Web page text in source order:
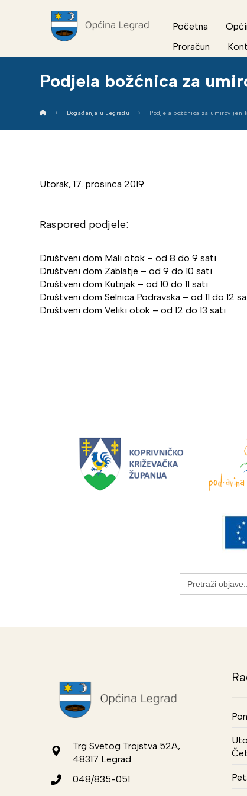
Početna
Proračun
Podjela božćnica za
Događanja u Legradu Podjela božćnica za
Utorak, 17. prosinca 2019.
Raspored podjele:
Društveni dom Mali otok – od 8 do 9 sati
Društveni dom Zablatje – od 9 do 10 sati
Društveni dom Kutnjak – od 10 do 11 sati
Društveni dom Selnica Podravska – od 11 do 12
Društveni dom Veliki otok – od 12 do 13 sati
Search
for:
Trg Svetog Trojstva 52A,
48317 Legrad
048/835-051